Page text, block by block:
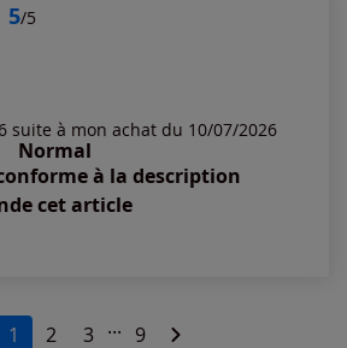
5/5
suite à mon achat du 10/07/2026
Normal
à la description
cet article
1 2 3 ... 9